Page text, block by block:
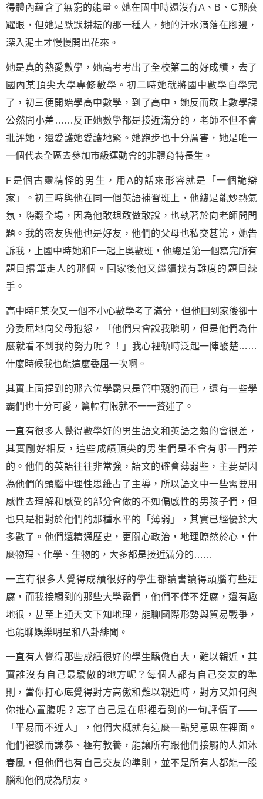
得體內蘊含了無窮的能量。她在國中時還沒有A、B、C那麼
耀眼，但她是默默耕耘的那一種人，她的汗水滴落在腳邊，
深入泥土才慢慢開出花來。
她是真的熱愛數學，她高考考出了全校第二的好成績，去了
國內某頂尖大學專修數學。初二時她就將國中數學自學完
了，初三便開始學高中數學，到了高中，她反而敢上數學課
公然開小差……反正她數學都是接近滿分的，老師不但不會
批評她，還愛護她愛護地緊。她跑步也十分厲害，她是唯一
一個代表全區去參加市級運動會的非體育特長生。
F是個古靈精怪的男生，用A的話來形容就是「一個詭辯
家」。初三時與他在同一個英語補習班上，他總是能炒熱氣
氛，嗨翻全場，因為他敢想敢做敢說，也執著於向老師問問
題。我的密友與他也是好友，他們的父母也私交甚篤，她告
訴我，上國中時她和F一起上奧數班，他總是第一個寫完所有
題目撂筆走人的那個。回家後他又繼續找有難度的題目練
手。
高中時F某次又一個不小心數學考了滿分，但他回到家後卻十
分委屈地向父母抱怨，「他們只會說我聰明，但是他們為什
麼就看不到我的努力呢？！」我心裡頓時泛起一陣酸楚……
什麼時候我也能這麼委屈一次啊。
其實上面提到的那六位學霸只是管中窺豹而已，還有一些學
霸們也十分可愛，篇幅有限就不一一贅述了。
一直有很多人覺得數學好的男生語文和英語之類的會很差，
其實剛好相反，這些成績頂尖的男生們是不會有哪一門差
的。他們的英語往往非常強，語文的確會薄弱些，主要是因
為他們的頭腦中理性思維占了主導，所以語文中一些需要用
感性去理解和感受的部分會做的不如偏感性的男孩子們，但
也只是相對於他們的那種水平的「薄弱」，其實已經優於大
多數了。他們還精通歷史，更關心政治，地理瞭然於心，什
麼物理、化學、生物的，大多都是接近滿分的……
一直有很多人覺得成績很好的學生都讀書讀得頭腦有些迂
腐，而我接觸到的那些大學霸們，他們不僅不迂腐，還有趣
地很，甚至上通天文下知地理，能聊國際形勢與貿易戰爭，
也能聊娛樂明星和八卦緋聞。
一直有人覺得那些成績很好的學生驕傲自大，難以親近，其
實誰沒有自己最驕傲的地方呢？每個人都有自己交友的準
則，當你打心底覺得對方高傲和難以親近時，對方又如何與
你推心置腹呢？忘了自己是在哪裡看到的一句評價了——
「平易而不近人」，他們大概就有這麼一點兒意思在裡面。
他們禮貌而謙恭、極有教養，能讓所有跟他們接觸的人如沐
春風，但他們也有自己交友的準則，並不是所有人都能一股
腦和他們成為朋友。